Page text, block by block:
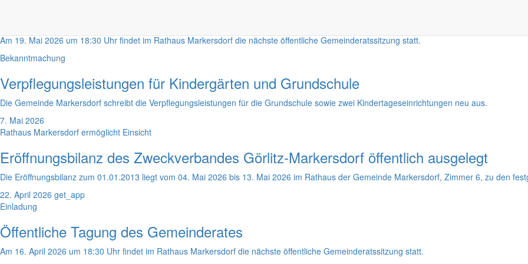
Am 19. Mai 2026 um 18:30 Uhr findet im Rathaus Markersdorf die nächste öffentliche Gemeinderatssitzung statt.
Bekanntmachung
Verpflegungsleistungen für Kindergärten und Grundschule
Die Gemeinde Markersdorf schreibt die Verpflegungsleistungen für die Grundschule sowie zwei Kindertageseinrichtungen neu aus.
7. Mai 2026
Rathaus Markersdorf ermöglicht Einsicht
Eröffnungsbilanz des Zweckverbandes Görlitz-Markersdorf öffentlich ausgelegt
Die Eröffnungsbilanz zum 01.01.2013 liegt vom 04. Mai 2026 bis 13. Mai 2026 im Rathaus der Gemeinde Markersdorf, Zimmer 6, zu den
22. April 2026 get_app
Einladung
Öffentliche Tagung des Gemeinderates
Am 16. April 2026 um 18:30 Uhr findet im Rathaus Markersdorf die nächste öffentliche Gemeinderatssitzung statt.